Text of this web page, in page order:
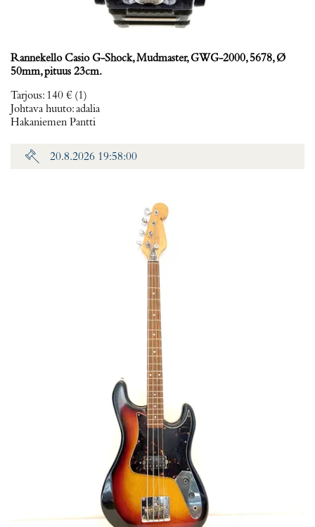
Rannekello Casio G-Shock, Mudmaster, GWG-2000, 5678, Ø
50mm, pituus 23cm.
Tarjous: 140 € (1)
Johtava huuto:adalia
Hakaniemen Pantti
20.8.2026 19:58:00